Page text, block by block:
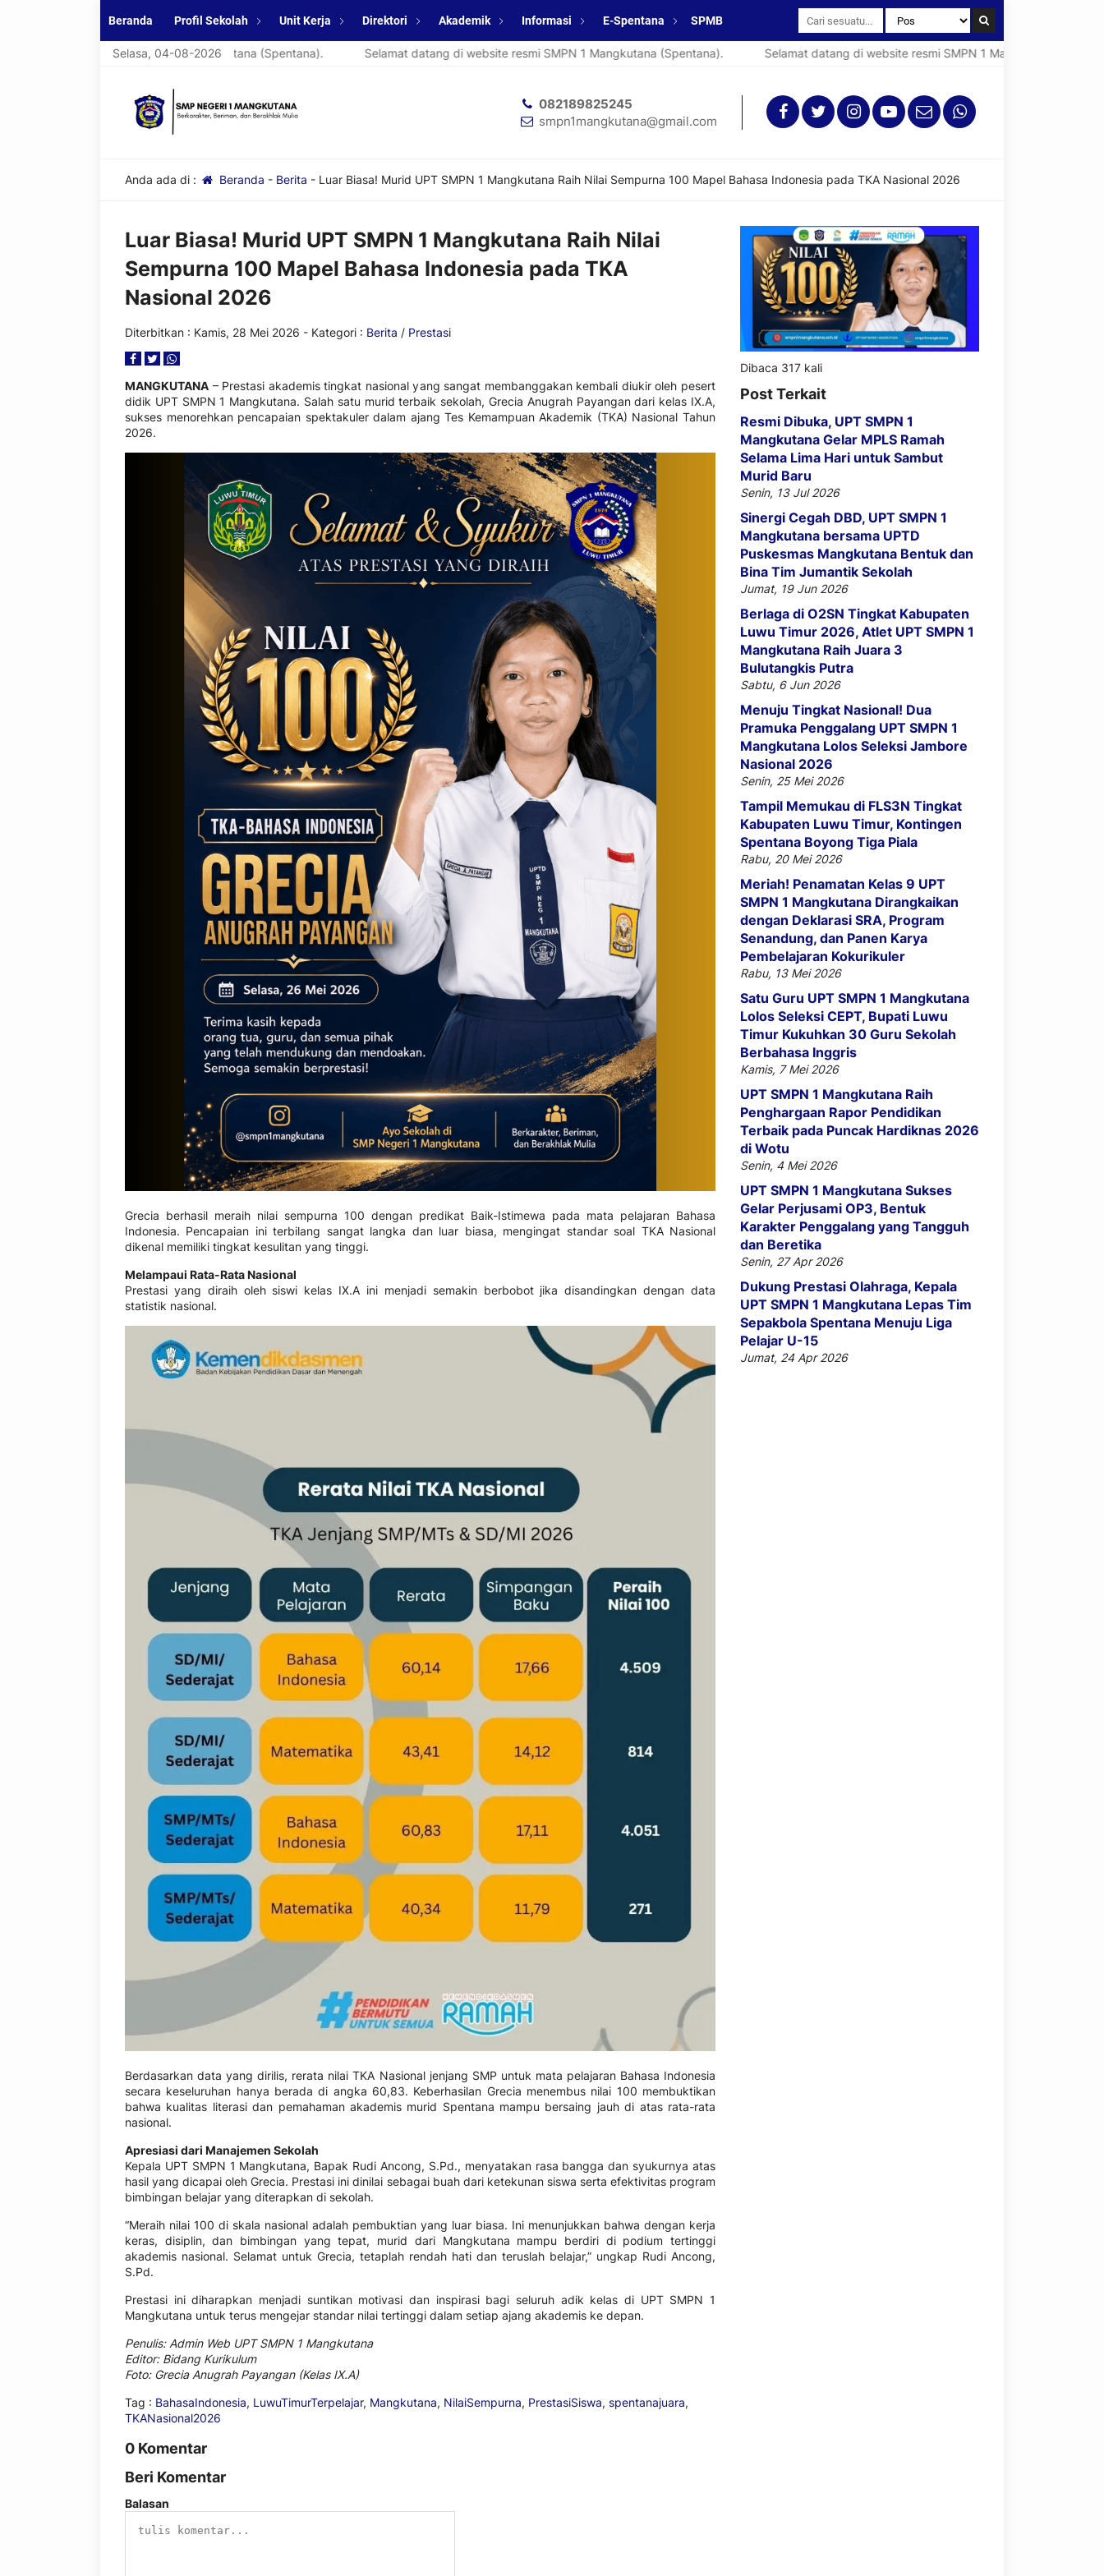
Beranda Profil Sekolah Unit Kerja Direktori Akademik Informasi E-Spentana SPMB
Selasa, 04-08-2026
website resmi SMPN 1 Mangkutana (Spentana). Selamat datang di website resmi SMPN 1 Mangkutana (Spentana). Selamat datang di website resmi SMPN 1 Mangkutana (Spentana).
082189825245
smpn1mangkutana@gmail.com
Anda ada di : Beranda - Berita - Luar Biasa! Murid UPT SMPN 1 Mangkutana Raih Nilai Sempurna 100 Mapel Bahasa Indonesia pada TKA Nasional 2026
Luar Biasa! Murid UPT SMPN 1 Mangkutana Raih Nilai
Sempurna 100 Mapel Bahasa Indonesia pada TKA
Nasional 2026
Diterbitkan : Kamis, 28 Mei 2026 - Kategori : Berita / Prestasi
MANGKUTANA – Prestasi akademis tingkat nasional yang sangat membanggakan kembali diukir oleh pesert
didik UPT SMPN 1 Mangkutana. Salah satu murid terbaik sekolah, Grecia Anugrah Payangan dari kelas IX.A,
sukses menorehkan pencapaian spektakuler dalam ajang Tes Kemampuan Akademik (TKA) Nasional Tahun
2026.
Grecia berhasil meraih nilai sempurna 100 dengan predikat Baik-Istimewa pada mata pelajaran Bahasa
Indonesia. Pencapaian ini terbilang sangat langka dan luar biasa, mengingat standar soal TKA Nasional
dikenal memiliki tingkat kesulitan yang tinggi.
Melampaui Rata-Rata Nasional
Prestasi yang diraih oleh siswi kelas IX.A ini menjadi semakin berbobot jika disandingkan dengan data
statistik nasional.
Berdasarkan data yang dirilis, rerata nilai TKA Nasional jenjang SMP untuk mata pelajaran Bahasa Indonesia
secara keseluruhan hanya berada di angka 60,83. Keberhasilan Grecia menembus nilai 100 membuktikan
bahwa kualitas literasi dan pemahaman akademis murid Spentana mampu bersaing jauh di atas rata-rata
nasional.
Apresiasi dari Manajemen Sekolah
Kepala UPT SMPN 1 Mangkutana, Bapak Rudi Ancong, S.Pd., menyatakan rasa bangga dan syukurnya atas
hasil yang dicapai oleh Grecia. Prestasi ini dinilai sebagai buah dari ketekunan siswa serta efektivitas program
bimbingan belajar yang diterapkan di sekolah.
“Meraih nilai 100 di skala nasional adalah pembuktian yang luar biasa. Ini menunjukkan bahwa dengan kerja
keras, disiplin, dan bimbingan yang tepat, murid dari Mangkutana mampu berdiri di podium tertinggi
akademis nasional. Selamat untuk Grecia, tetaplah rendah hati dan teruslah belajar,” ungkap Rudi Ancong,
S.Pd.
Prestasi ini diharapkan menjadi suntikan motivasi dan inspirasi bagi seluruh adik kelas di UPT SMPN 1
Mangkutana untuk terus mengejar standar nilai tertinggi dalam setiap ajang akademis ke depan.
Penulis: Admin Web UPT SMPN 1 Mangkutana
Editor: Bidang Kurikulum
Foto: Grecia Anugrah Payangan (Kelas IX.A)
Tag : BahasaIndonesia, LuwuTimurTerpelajar, Mangkutana, NilaiSempurna, PrestasiSiswa, spentanajuara,
TKANasional2026
0 Komentar
Beri Komentar
Balasan
Dibaca 317 kali
Post Terkait
Resmi Dibuka, UPT SMPN 1
Mangkutana Gelar MPLS Ramah
Selama Lima Hari untuk Sambut
Murid Baru
Senin, 13 Jul 2026
Sinergi Cegah DBD, UPT SMPN 1
Mangkutana bersama UPTD
Puskesmas Mangkutana Bentuk dan
Bina Tim Jumantik Sekolah
Jumat, 19 Jun 2026
Berlaga di O2SN Tingkat Kabupaten
Luwu Timur 2026, Atlet UPT SMPN 1
Mangkutana Raih Juara 3
Bulutangkis Putra
Sabtu, 6 Jun 2026
Menuju Tingkat Nasional! Dua
Pramuka Penggalang UPT SMPN 1
Mangkutana Lolos Seleksi Jambore
Nasional 2026
Senin, 25 Mei 2026
Tampil Memukau di FLS3N Tingkat
Kabupaten Luwu Timur, Kontingen
Spentana Boyong Tiga Piala
Rabu, 20 Mei 2026
Meriah! Penamatan Kelas 9 UPT
SMPN 1 Mangkutana Dirangkaikan
dengan Deklarasi SRA, Program
Senandung, dan Panen Karya
Pembelajaran Kokurikuler
Rabu, 13 Mei 2026
Satu Guru UPT SMPN 1 Mangkutana
Lolos Seleksi CEPT, Bupati Luwu
Timur Kukuhkan 30 Guru Sekolah
Berbahasa Inggris
Kamis, 7 Mei 2026
UPT SMPN 1 Mangkutana Raih
Penghargaan Rapor Pendidikan
Terbaik pada Puncak Hardiknas 2026
di Wotu
Senin, 4 Mei 2026
UPT SMPN 1 Mangkutana Sukses
Gelar Perjusami OP3, Bentuk
Karakter Penggalang yang Tangguh
dan Beretika
Senin, 27 Apr 2026
Dukung Prestasi Olahraga, Kepala
UPT SMPN 1 Mangkutana Lepas Tim
Sepakbola Spentana Menuju Liga
Pelajar U-15
Jumat, 24 Apr 2026